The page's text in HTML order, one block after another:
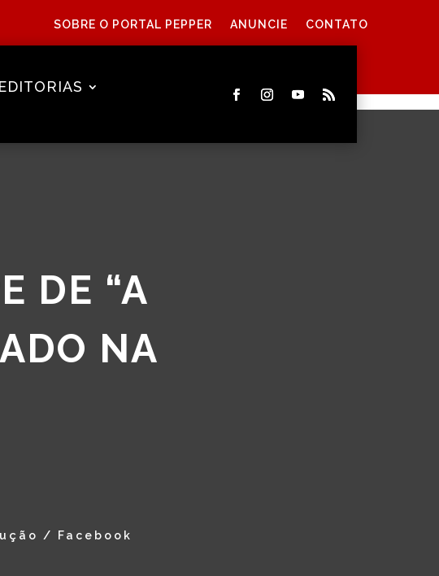
SOBRE O PORTAL PEPPER ANUNCIE CONTATO
EDITORIAS
DE “A
NA
/ Facebook